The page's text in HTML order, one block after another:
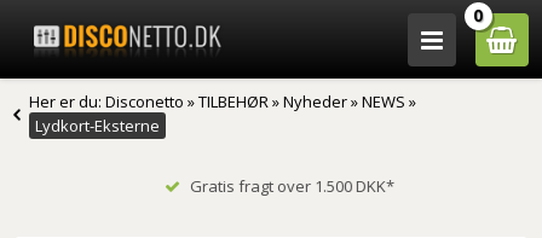
0
Her er du:Disconetto »TILBEHØR»Nyheder»NEWS »
Lydkort-Eksterne
Gratis fragt over 1.500 DKK*